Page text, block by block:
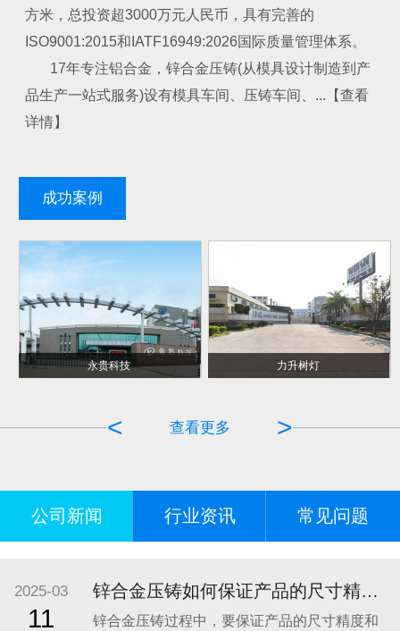
方米，总投资超3000万元人民币，具有完善的
ISO9001:2015和IATF16949:2026国际质量管理体系。
17年专注铝合金，锌合金压铸(从模具设计制造到产
品生产一站式服务)设有模具车间、压铸车间、...【查看
详情】
成功案例
永贵科技 力升树灯
>
查看更多
<
公司新闻 行业资讯 常见问题
2025-03
11
锌合金压铸如何保证产品的尺寸精度和表面质量？
锌合金压铸过程中，要保证产品的尺寸精度和